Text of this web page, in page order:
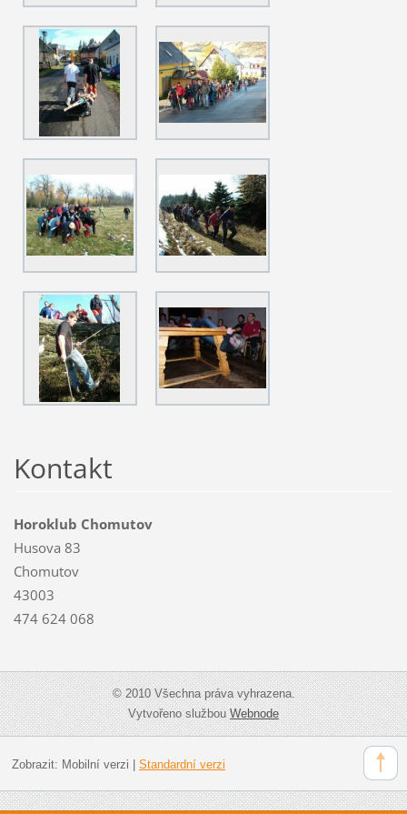
Kontakt
Horoklub Chomutov
Husova 83
Chomutov
43003
474 624 068
© 2010 Všechna práva vyhrazena.
Vytvořeno službouWebnode
Zobrazit: Mobilní verzi Standardní verzi